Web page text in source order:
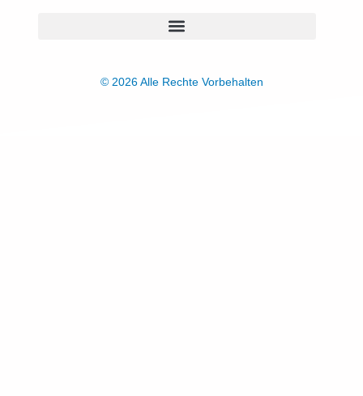
© 2026 Alle Rechte Vorbehalten